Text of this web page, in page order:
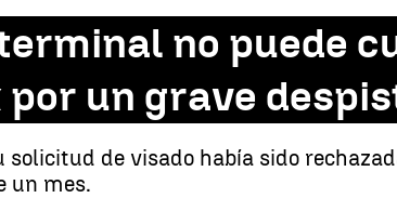
no puede
un grave
de visado había sido
un mes.